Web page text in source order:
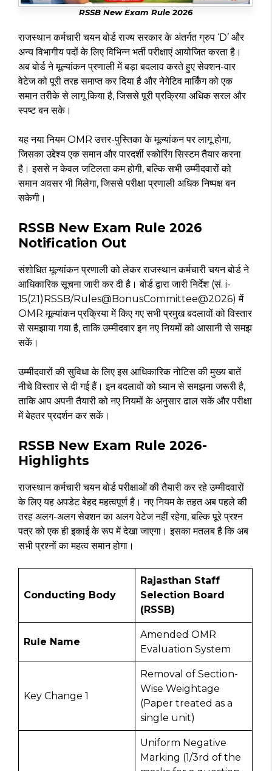
RSSB New Exam Rule 2026
राजस्थान कर्मचारी चयन बोर्ड राज्य सरकार के अंतर्गत ग्रुप ‘D’ और
अन्य विभागीय पदों के लिए विभिन्न भर्ती परीक्षाएं आयोजित करता है।
अब बोर्ड ने मूल्यांकन प्रणाली में बड़ा बदलाव करते हुए सेक्शन-वार
वेटेज को पूरी तरह समाप्त कर दिया है और नेगेटिव मार्किंग को एक
समान तरीके से लागू किया है, जिससे पूरी प्रक्रिया अधिक सरल और
स्पष्ट बन सके।
यह नया नियम OMR उत्तर-पुस्तिका के मूल्यांकन पर लागू होगा,
जिसका उद्देश्य एक समान और पारदर्शी स्कोरिंग सिस्टम तैयार करना
है। इससे न केवल जटिलता कम होगी, बल्कि सभी उम्मीदवारों को
समान अवसर भी मिलेगा, जिससे परीक्षा प्रणाली अधिक निष्पक्ष बन
सकेगी।
RSSB New Exam Rule 2026
Notification Out
संशोधित मूल्यांकन प्रणाली को लेकर राजस्थान कर्मचारी चयन बोर्ड ने
आधिकारिक सूचना जारी कर दी है। बोर्ड द्वारा जारी निर्देश (सं. i-
15(21)RSSB/Rules@BonusCommittee@2026) में
OMR मूल्यांकन प्रक्रिया में किए गए सभी प्रमुख बदलावों को विस्तार
से समझाया गया है, ताकि उम्मीदवार इन नए नियमों को आसानी से समझ
सकें।
उम्मीदवारों की सुविधा के लिए इस आधिकारिक नोटिस की मुख्य बातें
नीचे विस्तार से दी गई हैं। इन बदलावों को ध्यान से समझना जरूरी है,
ताकि आप अपनी तैयारी को नए नियमों के अनुसार ढाल सकें और परीक्षा
में बेहतर प्रदर्शन कर सकें।
RSSB New Exam Rule 2026-
Highlights
राजस्थान कर्मचारी चयन बोर्ड परीक्षाओं की तैयारी कर रहे उम्मीदवारों
के लिए यह अपडेट बेहद महत्वपूर्ण है। नए नियम के तहत अब पहले की
तरह अलग-अलग सेक्शन का अलग वेटेज नहीं रहेगा, बल्कि पूरे प्रश्न
पत्र को एक ही इकाई के रूप में देखा जाएगा। इसका मतलब है कि अब
सभी प्रश्नों का महत्व समान होगा।
Conducting Body
Rajasthan Staff
Selection Board
(RSSB)
Rule Name
Amended OMR
Evaluation System
Key Change 1
Removal of Section-
Wise Weightage
(Paper treated as a
single unit)
Uniform Negative
Marking (1/3rd of the